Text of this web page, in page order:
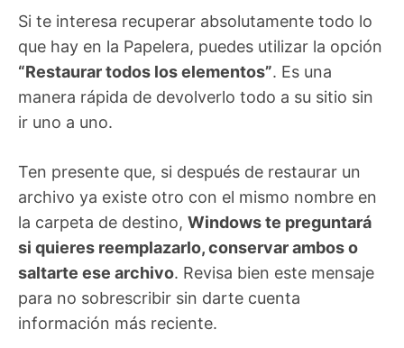
Si te interesa recuperar absolutamente todo lo
que hay en la Papelera, puedes utilizar la opción
“Restaurar todos los elementos”. Es una
manera rápida de devolverlo todo a su sitio sin
ir uno a uno.
Ten presente que, si después de restaurar un
archivo ya existe otro con el mismo nombre en
la carpeta de destino, Windows te preguntará
si quieres reemplazarlo, conservar ambos o
saltarte ese archivo. Revisa bien este mensaje
para no sobrescribir sin darte cuenta
información más reciente.